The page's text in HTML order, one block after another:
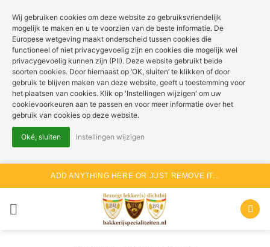
naar
ADD ANYTHING HERE OR JUST REMOVE IT...
Wij gebruiken cookies om deze website zo gebruiksvriendelijk
mogelijk te maken en u te voorzien van de beste informatie. De
Europese wetgeving maakt onderscheid tussen cookies die
functioneel of niet privacygevoelig zijn en cookies die mogelijk wel
privacygevoelig kunnen zijn (PII). Deze website gebruikt beide
soorten cookies. Door hiernaast op ‘OK, sluiten’ te klikken of door
gebruik te blijven maken van deze website, geeft u toestemming voor
het plaatsen van cookies. Klik op 'Instellingen wijzigen' om uw
cookievoorkeuren aan te passen en voor meer informatie over het
gebruik van cookies op deze website.
Oké, sluiten Instellingen wijzigen